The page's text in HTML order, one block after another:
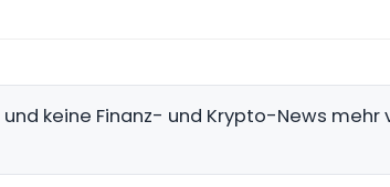
und keine Finanz- und Krypto-News mehr